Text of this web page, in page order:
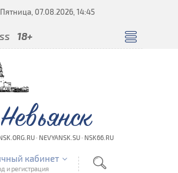
07.08.2026, 14:45
18+
Невьянск
· NEVYANSK.SU · NSK66.RU
кабинет
и регистрация